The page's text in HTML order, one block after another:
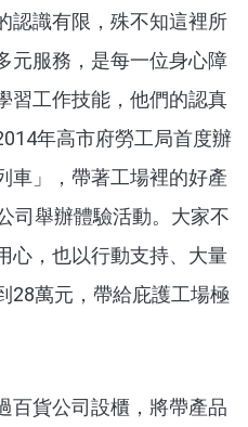
識有限，殊不知這裡所
元服務，是每一位身心障
習工作技能，他們的認真
年高市府勞工局首度辦
車」，帶著工場裡的好產
司舉辦體驗活動。大家不
心，也以行動支持、大量
28萬元，帶給庇護工場極
貨公司設櫃，將帶產品